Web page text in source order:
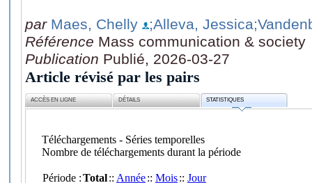
par Maes, Chelly ;Alleva, Jessica
Référence Mass communication & society
Publication Publié, 2026-03-27
Article révisé par les pairs
ACCÈS EN LIGNE DÉTAILS STATISTIQUES